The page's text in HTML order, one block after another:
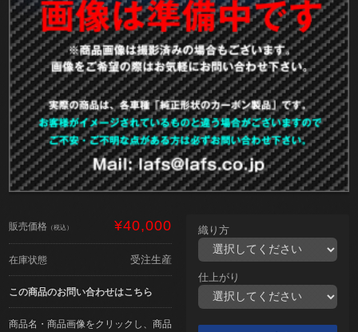
販売価格 （税込） ¥40,000
在庫状態 受注生産
この商品のお問い合わせはこちら
商品名・商品画像をクリックし、商品
織り方
仕上がり